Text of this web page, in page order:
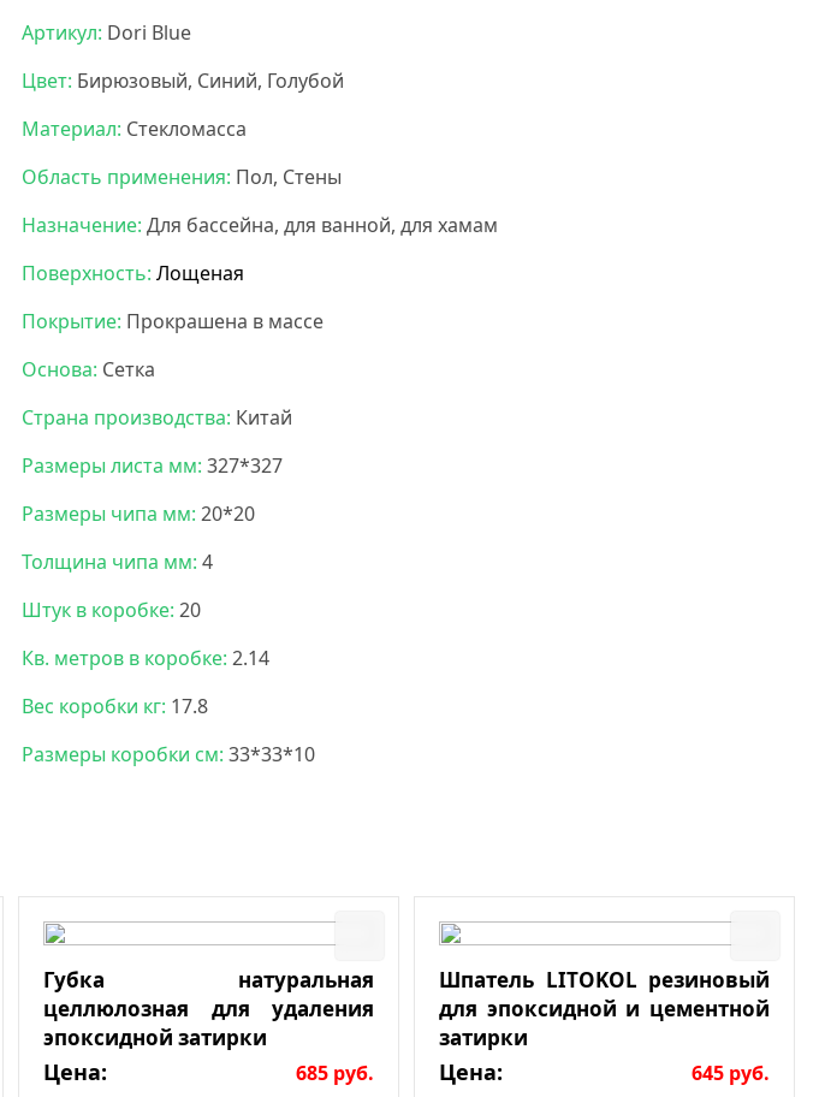
Артикул: Dori Blue
Цвет: Бирюзовый, Синий, Голубой
Материал: Стекломасса
Область применения: Пол, Стены
Назначение: Для бассейна, для ванной, для хамам
Поверхность: Лощеная
Покрытие: Прокрашена в массе
Основа: Сетка
Страна производства: Китай
Размеры листа мм: 327*327
Размеры чипа мм: 20*20
Толщина чипа мм: 4
Штук в коробке: 20
Кв. метров в коробке: 2.14
Вес коробки кг: 17.8
Размеры коробки см: 33*33*10
Губка натуральная
целлюлозная для удаления
эпоксидной затирки
Цена: 685 руб.
Шпатель LITOKOL резиновый
для эпоксидной и цементной
затирки
Цена: 645 руб.